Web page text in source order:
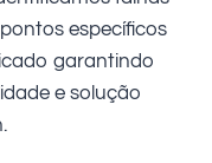
específicos
garantindo
e solução